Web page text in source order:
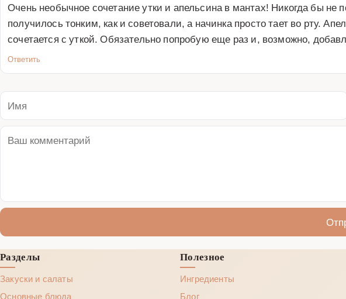
Очень необычное сочетание утки и апельсина в мантах! Никогда бы
получилось тонким, как и советовали, а начинка просто тает во рту.
сочетается с уткой. Обязательно попробую еще раз и, возможно,
Ответить
Разделы
Закуски и салаты
Основные блюда
Полезное
Ингредиенты
Блог